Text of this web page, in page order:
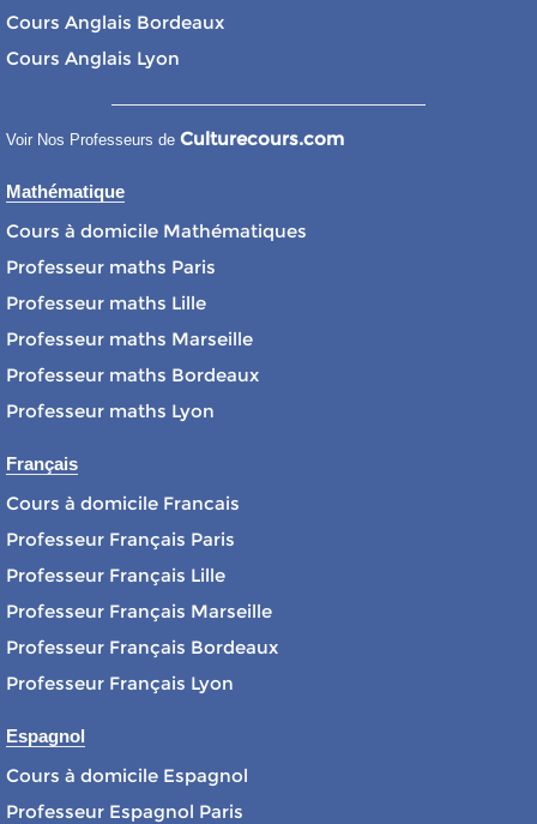
Cours Anglais Bordeaux
Cours Anglais Lyon
Voir Nos Professeurs de Culturecours.com
Mathématique
Cours à domicile Mathématiques
Professeur maths Paris
Professeur maths Lille
Professeur maths Marseille
Professeur maths Bordeaux
Professeur maths Lyon
Français
Cours à domicile Francais
Professeur Français Paris
Professeur Français Lille
Professeur Français Marseille
Professeur Français Bordeaux
Professeur Français Lyon
Espagnol
Cours à domicile Espagnol
Professeur Espagnol Paris